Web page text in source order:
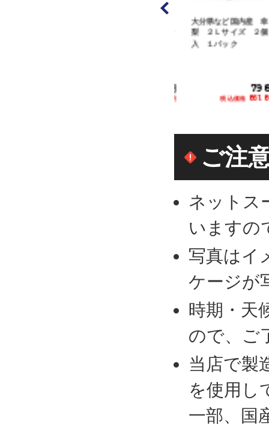
大分県など国内産 幸水
梨 ２Ｌサイズ ２個
入 １パック
798円
税込価格 861.84円
ご注
ネットス
いますの
写真はイ
ケージが
時期・天
ので、ご
当店で製
を使用し
一部、国